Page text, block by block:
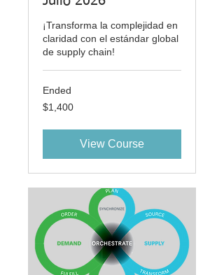
¡Transforma la complejidad en
claridad con el estándar global
de supply chain!
Ended
1,400
US
$1,400
View Course